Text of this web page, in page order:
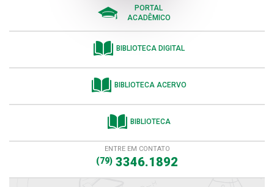
PORTAL
ACADÊMICO
BIBLIOTECA DIGITAL
BIBLIOTECA ACERVO
BIBLIOTECA
ENTRE EM CONTATO
(79) 3346.1892